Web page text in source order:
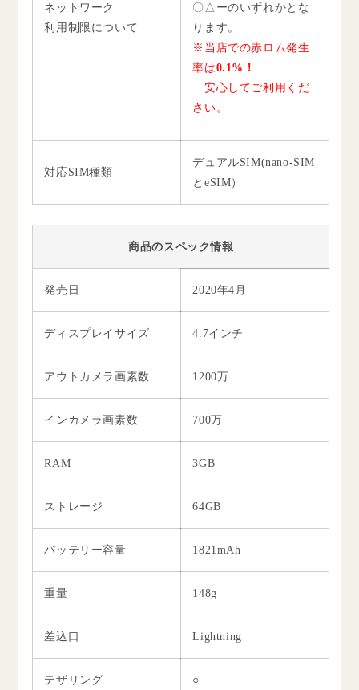
ネットワーク
利用制限について
〇△ーのいずれかとな
ります。
※当店での赤ロム発生
率は0.1%！
安心してご利用くだ
さい。
対応SIM種類
デュアルSIM(nano-SIM
とeSIM）
商品のスペック情報
発売日 2020年4月
ディスプレイサイズ 4.7インチ
アウトカメラ画素数 1200万
インカメラ画素数 700万
RAM 3GB
ストレージ 64GB
バッテリー容量 1821mAh
重量 148g
差込口 Lightning
テザリング ○